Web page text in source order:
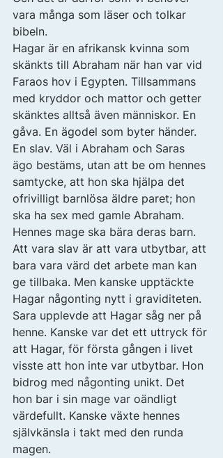
vara många som läser och tolkar
bibeln.
Hagar är en afrikansk kvinna som
skänkts till Abraham när han var vid
Faraos hov i Egypten. Tillsammans
med kryddor och mattor och getter
skänktes alltså även människor. En
gåva. En ägodel som byter händer.
En slav. Väl i Abraham och Saras
ägo bestäms, utan att be om hennes
samtycke, att hon ska hjälpa det
ofrivilligt barnlösa äldre paret; hon
ska ha sex med gamle Abraham.
Hennes mage ska bära deras barn.
Att vara slav är att vara utbytbar, att
bara vara värd det arbete man kan
ge tillbaka. Men kanske upptäckte
Hagar någonting nytt i graviditeten.
Sara upplevde att Hagar såg ner på
henne. Kanske var det ett uttryck för
att Hagar, för första gången i livet
visste att hon inte var utbytbar. Hon
bidrog med någonting unikt. Det
hon bar i sin mage var oändligt
värdefullt. Kanske växte hennes
självkänsla i takt med den runda
magen.